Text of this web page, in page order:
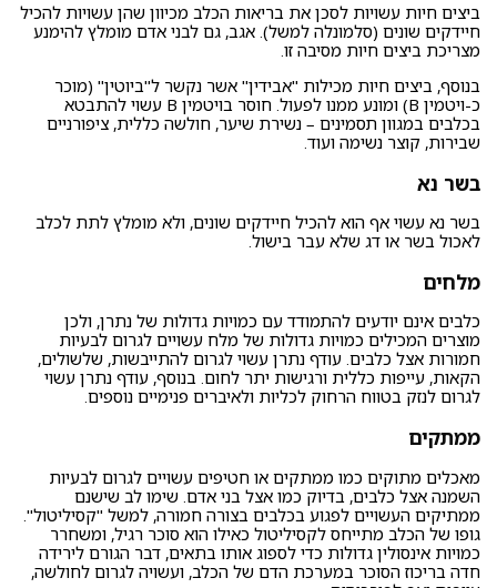
ביצים חיות עשויות לסכן את בריאות הכלב מכיוון שהן עשויות להכיל
חיידקים שונים (סלמונלה למשל). אגב, גם לבני אדם מומלץ להימנע
מצריכת ביצים חיות מסיבה זו.
בנוסף, ביצים חיות מכילות "אבידין" אשר נקשר ל"ביוטין" (מוכר
כ-ויטמין B) ומונע ממנו לפעול. חוסר בויטמין B עשוי להתבטא
בכלבים במגוון תסמינים – נשירת שיער, חולשה כללית, ציפורניים
שבירות, קוצר נשימה ועוד.
בשר נא
בשר נא עשוי אף הוא להכיל חיידקים שונים, ולא מומלץ לתת לכלב
לאכול בשר או דג שלא עבר בישול.
מלחים
כלבים אינם יודעים להתמודד עם כמויות גדולות של נתרן, ולכן
מוצרים המכילים כמויות גדולות של מלח עשויים לגרום לבעיות
חמורות אצל כלבים. עודף נתרן עשוי לגרום להתייבשות, שלשולים,
הקאות, עייפות כללית ורגישות יתר לחום. בנוסף, עודף נתרן עשוי
לגרום לנזק בטווח הרחוק לכליות ולאיברים פנימיים נוספים.
ממתקים
מאכלים מתוקים כמו ממתקים או חטיפים עשויים לגרום לבעיות
השמנה אצל כלבים, בדיוק כמו אצל בני אדם. שימו לב שישנם
ממתיקים העשויים לפגוע בכלבים בצורה חמורה, למשל "קסיליטול".
גופו של הכלב מתייחס לקסיליטול כאילו הוא סוכר רגיל, ומשחרר
כמויות אינסולין גדולות כדי לספוג אותו בתאים, דבר הגורם לירידה
חדה בריכוז הסוכר במערכת הדם של הכלב, ועשויה לגרום לחולשה,